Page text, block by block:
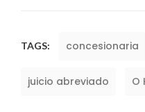
TAGS: concesionaria
juicio abreviado O